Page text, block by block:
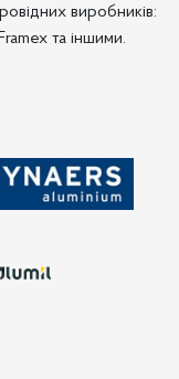
виробників:
та іншими.